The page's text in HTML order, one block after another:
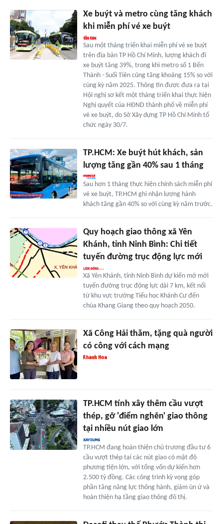
Xe buýt và metro cùng tăng khách
khi miễn phí vé xe buýt
Sau một tháng triển khai miễn phí vé xe buýt
trên địa bàn TP Hồ Chí Minh, lượng khách đi
xe buýt tăng 39%, trong khi metro số 1 Bến
Thành - Suối Tiên cũng tăng khoảng 15% so với
cùng kỳ năm 2025. Thông tin được đưa ra tại
Hội nghị sơ kết một tháng triển khai thực hiện
Nghị quyết của HĐND thành phố về miễn phí
vé xe buýt, do Sở Xây dựng TP Hồ Chí Minh tổ
chức ngày 30/7.
TP.HCM: Xe buýt hút khách, sản
lượng tăng gần 40% sau 1 tháng
Sau hơn 1 tháng thực hiện chính sách miễn phí
vé xe buýt, TP.HCM ghi nhận lượng hành
khách tăng gần 40% so với cùng kỳ năm trước.
Quy hoạch giao thông xã Yên
Khánh, tỉnh Ninh Bình: Chi tiết
tuyến đường trục động lực mới
Xã Yên Khánh, tỉnh Ninh Bình dự kiến mở mới
tuyến đường trục động lực dài 7 km, kết nối
từ khu vực trường Tiểu học Khánh Cư đến
chùa Khang Giang theo quy hoạch 2050.
Xã Công Hải thăm, tặng quà người
có công với cách mạng
TP.HCM tính xây thêm cầu vượt
thép, gỡ 'điểm nghẽn' giao thông
tại nhiều nút giao lớn
TP.HCM đang hoàn thiện chủ trương đầu tư 6
cầu vượt thép tại các nút giao có mật độ
phương tiện lớn, với tổng vốn dự kiến hơn
2.500 tỷ đồng. Các công trình kỳ vọng góp
phần tăng năng lực thông hành, giảm ùn ứ và
hoàn thiện hạ tầng giao thông đô thị.